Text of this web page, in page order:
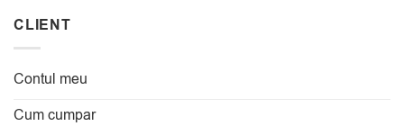
CLIENT
Contul meu
Cum cumpar